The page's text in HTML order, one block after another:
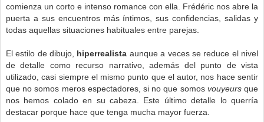
comienza un corto e intenso romance con ella. Frédéric nos abre la
puerta a sus encuentros más íntimos, sus confidencias, salidas y
todas aquellas situaciones habituales entre parejas.
El estilo de dibujo, hiperrealista aunque a veces se reduce el nivel
de detalle como recurso narrativo, además del punto de vista
utilizado, casi siempre el mismo punto que el autor, nos hace sentir
que no somos meros espectadores, si no que somosvouyeursque
nos hemos colado en su cabeza. Este último detalle lo querría
destacar porque hace que tenga mucha mayor fuerza.